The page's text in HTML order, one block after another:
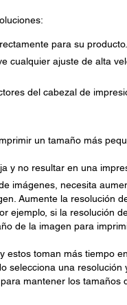
para su producto.
cualquier ajuste de alta
del cabezal de
un tamaño más
y no resultar en una
imágenes, necesita
Aumente la resolución
ejemplo, si la resolución
de la imagen para
toman más tiempo
selecciona una resolución
mantener los tamaños